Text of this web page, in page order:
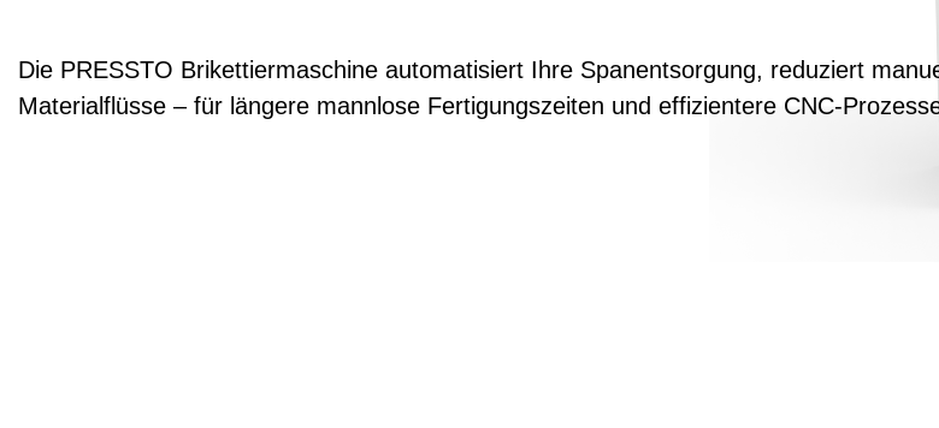
Die PRESSTO Brikettiermaschine automatisiert Ihre Spanentsorgung, reduziert
Materialflüsse – für längere mannlose Fertigungszeiten und effizientere CNC-